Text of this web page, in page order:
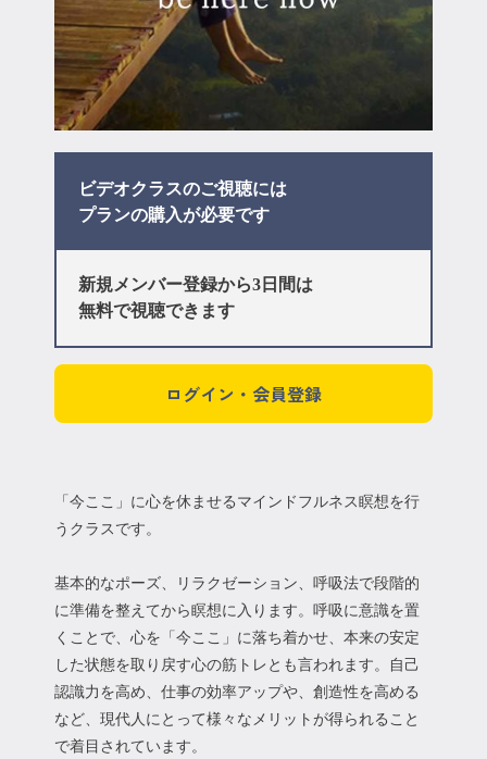
プライバシーポリシー
ビデオクラスのご視聴には
プランの購入が必要です
新規メンバー登録から3日間は
無料で視聴できます
ログイン・会員登録
「今ここ」に心を休ませるマインドフルネス瞑想を行
うクラスです。
基本的なポーズ、リラクゼーション、呼吸法で段階的
に準備を整えてから瞑想に入ります。呼吸に意識を置
くことで、心を「今ここ」に落ち着かせ、本来の安定
した状態を取り戻す心の筋トレとも言われます。自己
認識力を高め、仕事の効率アップや、創造性を高める
など、現代人にとって様々なメリットが得られること
で着目されています。